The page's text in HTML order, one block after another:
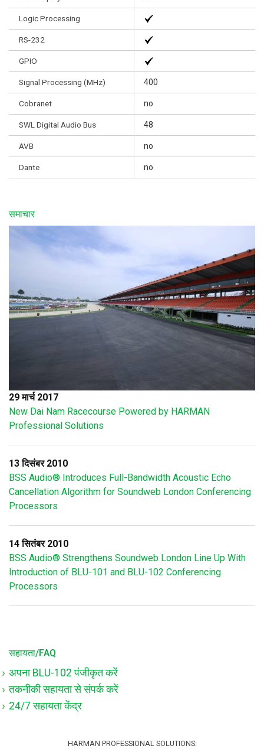
Logic Processing
RS-232
GPIO
Signal Processing (MHz) 400
Cobranet no
SWL Digital Audio Bus 48
AVB no
Dante no
समाचार
29 मार्च 2017
New Dai Nam Racecourse Powered by HARMAN
Professional Solutions
13 दिसंबर 2010
BSS Audio® Introduces Full-Bandwidth Acoustic Echo
Cancellation Algorithm for Soundweb London Conferencing
Processors
14 सितंबर 2010
BSS Audio® Strengthens Soundweb London Line Up With
Introduction of BLU-101 and BLU-102 Conferencing
Processors
सहायता/FAQ
अपना BLU-102 पंजीकृत करें
तकनीकी सहायता से संपर्क करें
24/7 सहायता केंद्र
HARMAN PROFESSIONAL SOLUTIONS: